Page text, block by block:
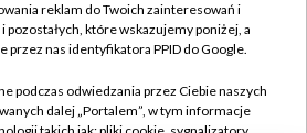
ogłoszenia
Rada Programowa
Kontakt
Kanały
reklam do Twoich zainteresowań i
które wskazujemy poniżej, a
przez nas identyfikatora PPID do Google.
podczas odwiedzania przez Ciebie naszych
dalej „Portalem”, w tym informacje